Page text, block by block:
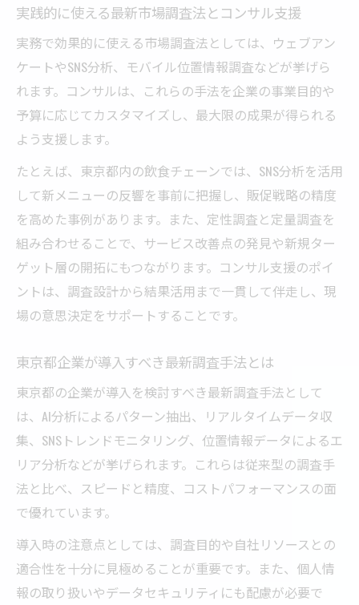
実践的に使える最新市場調査法とコンサル支援
実務で効果的に使える市場調査法としては、ウェブアン
ケートやSNS分析、モバイル位置情報調査などが挙げら
れます。コンサルは、これらの手法を企業の事業目的や
予算に応じてカスタマイズし、最大限の成果が得られる
よう支援します。
たとえば、東京都内の飲食チェーンでは、SNS分析を活用
して新メニューの反響を事前に把握し、販促戦略の精度
を高めた事例があります。また、定性調査と定量調査を
組み合わせることで、サービス改善点の発見や新規ター
ゲット層の開拓にもつながります。コンサル支援のポイ
ントは、調査設計から結果活用まで一貫して伴走し、現
場の意思決定をサポートすることです。
東京都企業が導入すべき最新調査手法とは
東京都の企業が導入を検討すべき最新調査手法として
は、AI分析によるパターン抽出、リアルタイムデータ収
集、SNSトレンドモニタリング、位置情報データによるエ
リア分析などが挙げられます。これらは従来型の調査手
法と比べ、スピードと精度、コストパフォーマンスの面
で優れています。
導入時の注意点としては、調査目的や自社リソースとの
適合性を十分に見極めることが重要です。また、個人情
報の取り扱いやデータセキュリティにも配慮が必要で